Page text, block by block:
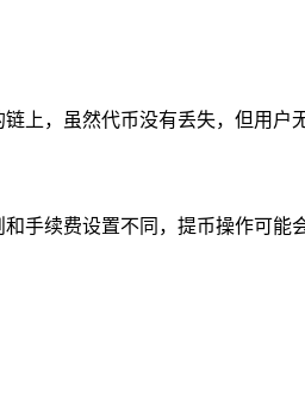
上，虽然代币没有丢失，但用
手续费设置不同，提币操作可